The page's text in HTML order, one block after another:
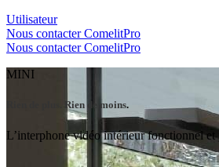
Utilisateur
Nous contacterComelitPro
Nous contacterComelitPro
MINI
Rien de plus. Rien de moins.
L’interphone vidéo intérieur fonctionnel